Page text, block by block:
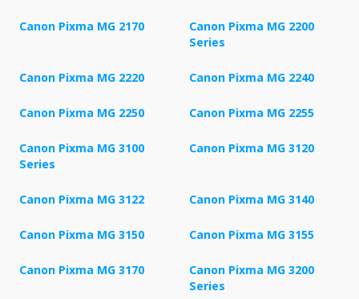
Canon Pixma MG 2170
Canon Pixma MG 2200
Series
Canon Pixma MG 2220 Canon Pixma MG 2240
Canon Pixma MG 2250 Canon Pixma MG 2255
Canon Pixma MG 3100
Series
Canon Pixma MG 3120
Canon Pixma MG 3122 Canon Pixma MG 3140
Canon Pixma MG 3150 Canon Pixma MG 3155
Canon Pixma MG 3170
Canon Pixma MG 3200
Series